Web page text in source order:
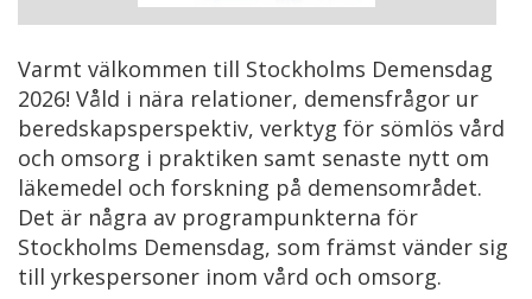
Varmt välkommen till Stockholms Demensdag
2026! Våld i nära relationer, demensfrågor ur
beredskapsperspektiv, verktyg för sömlös vård
och omsorg i praktiken samt senaste nytt om
läkemedel och forskning på demensområdet.
Det är några av programpunkterna för
Stockholms Demensdag, som främst vänder sig
till yrkespersoner inom vård och omsorg.